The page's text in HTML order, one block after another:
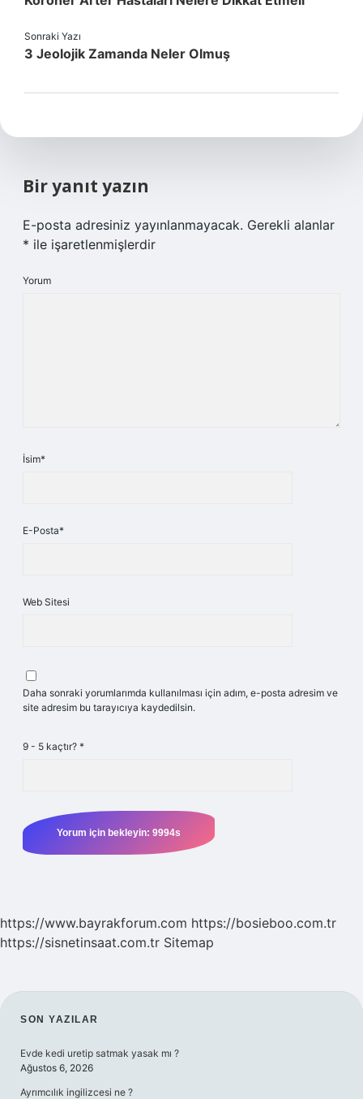
Sonraki Yazı
3 Jeolojik Zamanda Neler Olmuş
Bir yanıt yazın
E-posta adresiniz yayınlanmayacak. Gerekli alanlar
* ile işaretlenmişlerdir
Yorum
İsim*
E-Posta*
Web Sitesi
Daha sonraki yorumlarımda kullanılması için adım, e-posta adresim ve
site adresim bu tarayıcıya kaydedilsin.
9 - 5 kaçtır? *
https://www.bayrakforum.com https://bosieboo.com.tr
https://sisnetinsaat.com.tr Sitemap
SIDEBAR
SON YAZILAR
Evde kedi uretip satmak yasak mı ?
Ağustos 6, 2026
Ayrımcılık ingilizcesi ne ?